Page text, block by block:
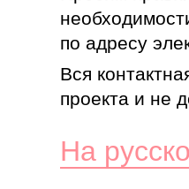
по адресу
Вся
проекта и не
На